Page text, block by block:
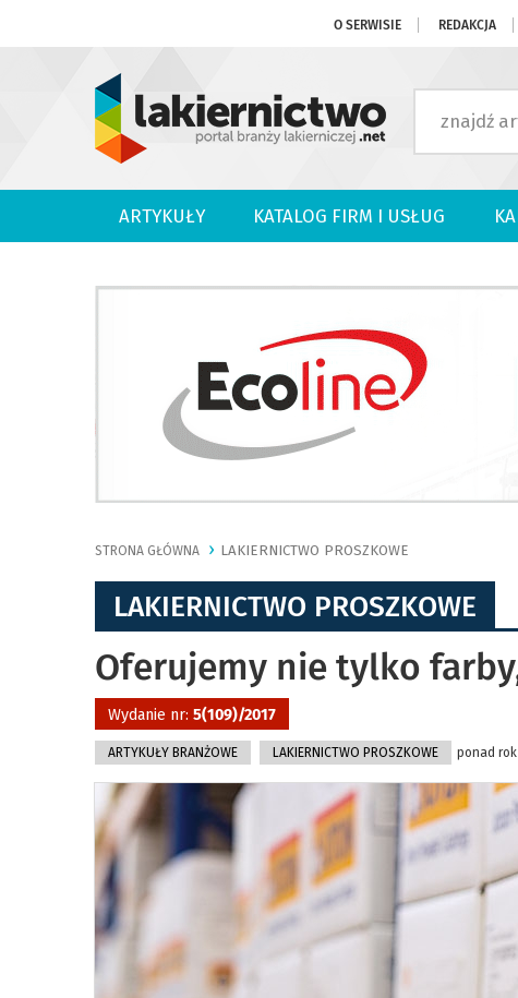
O SERWISIE REDAKCJA
ARTYKUŁY KATALOG FIRM I USŁUG
STRONA GŁÓWNA LAKIERNICTWO PROSZKOWE
LAKIERNICTWO PROSZKOWE
Oferujemy nie tylko
Wydanie nr: 5(109)/2017
ARTYKUŁY BRANŻOWE LAKIERNICTWO PROSZKOWE ponad rok